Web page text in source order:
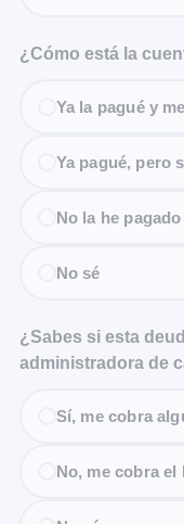
¿Cómo está la
Ya la pagué y
Ya pagué, pero
No la he pagado
No sé
¿Sabes si esta
administradora de
Sí, me cobra
No, me cobra